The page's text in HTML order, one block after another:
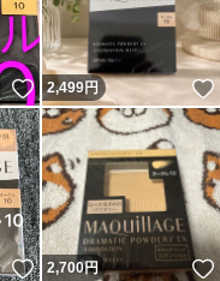
いいね！
2,499円
いいね！
2,700円